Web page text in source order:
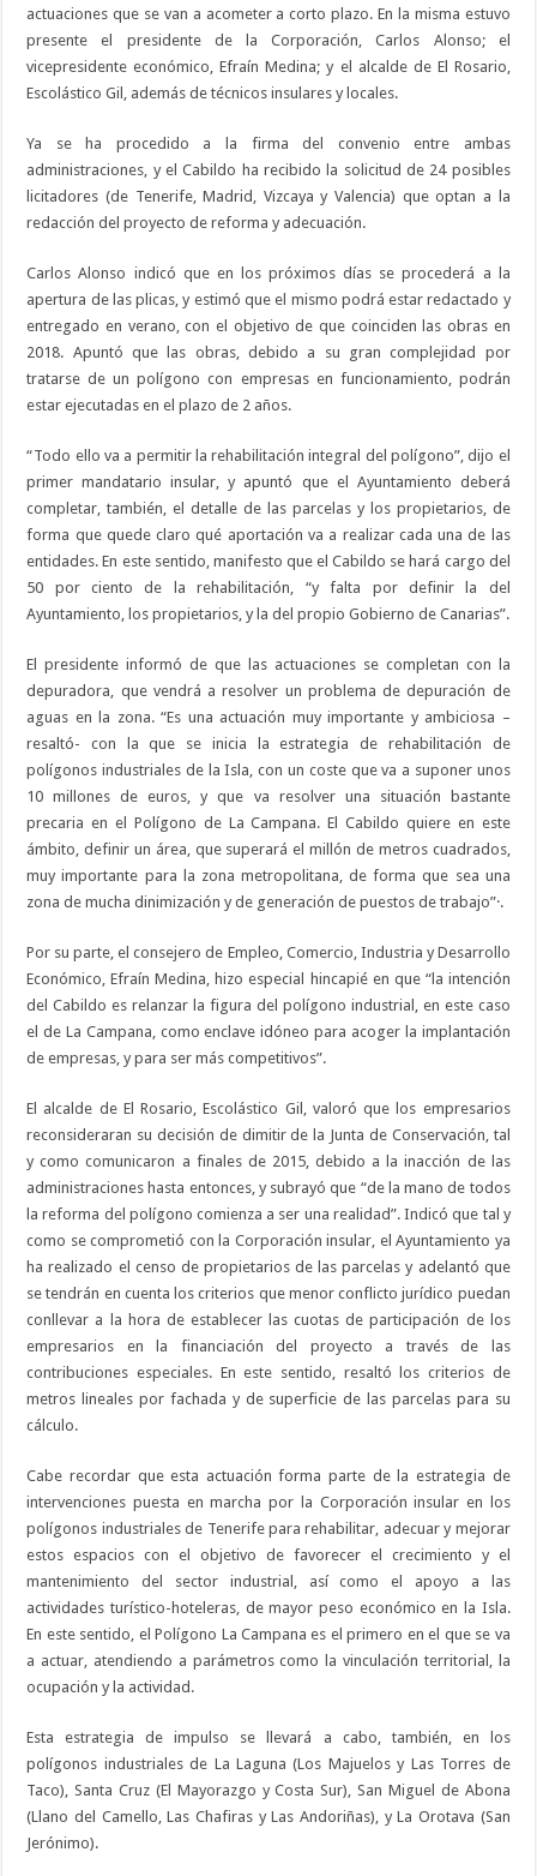
actuaciones que se van a acometer a corto plazo. En la misma estuvo
presente el presidente de la Corporación, Carlos Alonso; el
vicepresidente económico, Efraín Medina; y el alcalde de El Rosario,
Escolástico Gil, además de técnicos insulares y locales.
Ya se ha procedido a la firma del convenio entre ambas
administraciones, y el Cabildo ha recibido la solicitud de 24 posibles
licitadores (de Tenerife, Madrid, Vizcaya y Valencia) que optan a la
redacción del proyecto de reforma y adecuación.
Carlos Alonso indicó que en los próximos días se procederá a la
apertura de las plicas, y estimó que el mismo podrá estar redactado y
entregado en verano, con el objetivo de que coinciden las obras en
2018. Apuntó que las obras, debido a su gran complejidad por
tratarse de un polígono con empresas en funcionamiento, podrán
estar ejecutadas en el plazo de 2 años.
“Todo ello va a permitir la rehabilitación integral del polígono”, dijo el
primer mandatario insular, y apuntó que el Ayuntamiento deberá
completar, también, el detalle de las parcelas y los propietarios, de
forma que quede claro qué aportación va a realizar cada una de las
entidades. En este sentido, manifesto que el Cabildo se hará cargo del
50 por ciento de la rehabilitación, “y falta por definir la del
Ayuntamiento, los propietarios, y la del propio Gobierno de Canarias”.
El presidente informó de que las actuaciones se completan con la
depuradora, que vendrá a resolver un problema de depuración de
aguas en la zona. “Es una actuación muy importante y ambiciosa –
resaltó- con la que se inicia la estrategia de rehabilitación de
polígonos industriales de la Isla, con un coste que va a suponer unos
10 millones de euros, y que va resolver una situación bastante
precaria en el Polígono de La Campana. El Cabildo quiere en este
ámbito, definir un área, que superará el millón de metros cuadrados,
muy importante para la zona metropolitana, de forma que sea una
zona de mucha dinimización y de generación de puestos de trabajo”·.
Por su parte, el consejero de Empleo, Comercio, Industria y Desarrollo
Económico, Efraín Medina, hizo especial hincapié en que “la intención
del Cabildo es relanzar la figura del polígono industrial, en este caso
el de La Campana, como enclave idóneo para acoger la implantación
de empresas, y para ser más competitivos”.
El alcalde de El Rosario, Escolástico Gil, valoró que los empresarios
reconsideraran su decisión de dimitir de la Junta de Conservación, tal
y como comunicaron a finales de 2015, debido a la inacción de las
administraciones hasta entonces, y subrayó que “de la mano de todos
la reforma del polígono comienza a ser una realidad”. Indicó que tal y
como se comprometió con la Corporación insular, el Ayuntamiento ya
ha realizado el censo de propietarios de las parcelas y adelantó que
se tendrán en cuenta los criterios que menor conflicto jurídico puedan
conllevar a la hora de establecer las cuotas de participación de los
empresarios en la financiación del proyecto a través de las
contribuciones especiales. En este sentido, resaltó los criterios de
metros lineales por fachada y de superficie de las parcelas para su
cálculo.
Cabe recordar que esta actuación forma parte de la estrategia de
intervenciones puesta en marcha por la Corporación insular en los
polígonos industriales de Tenerife para rehabilitar, adecuar y mejorar
estos espacios con el objetivo de favorecer el crecimiento y el
mantenimiento del sector industrial, así como el apoyo a las
actividades turístico-hoteleras, de mayor peso económico en la Isla.
En este sentido, el Polígono La Campana es el primero en el que se va
a actuar, atendiendo a parámetros como la vinculación territorial, la
ocupación y la actividad.
Esta estrategia de impulso se llevará a cabo, también, en los
polígonos industriales de La Laguna (Los Majuelos y Las Torres de
Taco), Santa Cruz (El Mayorazgo y Costa Sur), San Miguel de Abona
(Llano del Camello, Las Chafiras y Las Andoriñas), y La Orotava (San
Jerónimo).